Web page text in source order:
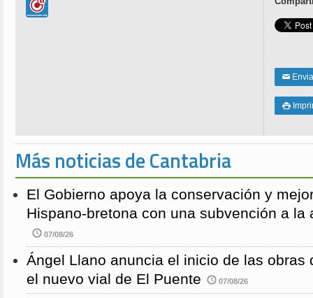
✉

Más noticias de Cantabria
El Gobierno apoya la conservación y
Hispano-bretona con una subvención a la
07/08/26
Ángel Llano anuncia el inicio de las obras
el nuevo vial de El Puente
07/08/26